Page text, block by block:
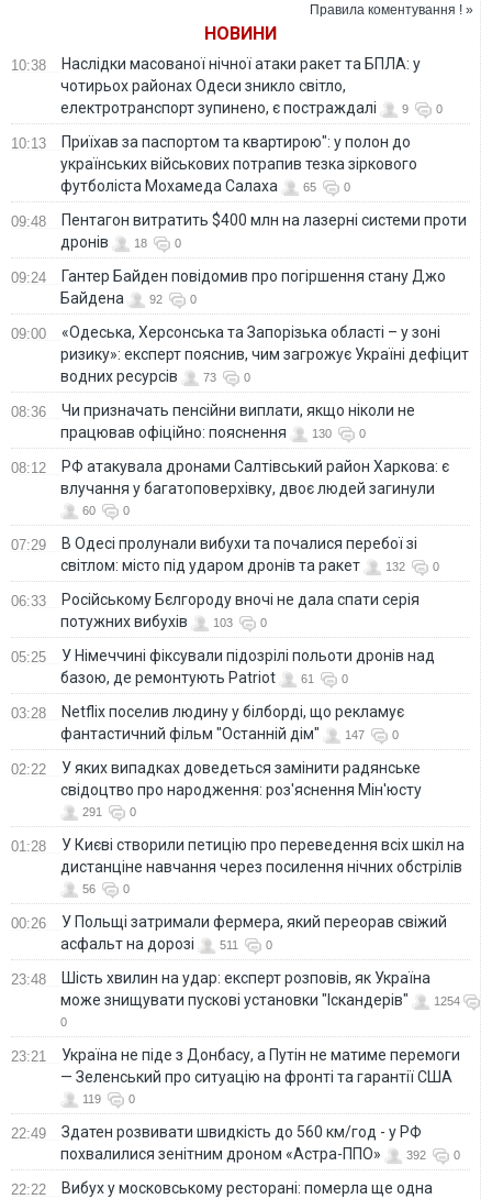
недели изменился
англосаксы. Как
Правила коментування ! »
НОВИНИ
10:38
Наслідки масованої нічної атаки ракет та БПЛА: у
чотирьох районах Одеси зникло світло,
електротранспорт зупинено, є постраждалі
9 0
10:13
Приїхав за паспортом та квартирою": у полон до
українських військових потрапив тезка зіркового
футболіста Мохамеда Салаха
65 0
09:48
Пентагон витратить $400 млн на лазерні системи проти
дронів
18 0
09:24
Гантер Байден повідомив про погіршення стану Джо
Байдена
92 0
09:00
«Одеська, Херсонська та Запорізька області – у зоні
ризику»: експерт пояснив, чим загрожує Україні дефіцит
водних ресурсів
73 0
08:36
Чи призначать пенсійни виплати, якщо ніколи не
працював офіційно: пояснення
130 0
08:12
РФ атакувала дронами Салтівський район Харкова: є
влучання у багатоповерхівку, двоє людей загинули
60 0
07:29
В Одесі пролунали вибухи та почалися перебої зі
світлом: місто під ударом дронів та ракет
132 0
06:33
Російському Бєлгороду вночі не дала спати серія
потужних вибухів
103 0
05:25
У Німеччині фіксували підозрілі польоти дронів над
базою, де ремонтують Patriot
61 0
03:28
Netflix поселив людину у білборді, що рекламує
фантастичний фільм "Останній дім"
147 0
02:22
У яких випадках доведеться замінити радянське
свідоцтво про народження: роз'яснення Мін'юсту
291 0
01:28
У Києві створили петицію про переведення всіх шкіл на
дистанціне навчання через посилення нічних обстрілів
56 0
00:26
У Польщі затримали фермера, який переорав свіжий
асфальт на дорозі
511 0
23:48
Шість хвилин на удар: експерт розповів, як Україна
може знищувати пускові установки "Іскандерів"
1254
0
23:21
Україна не піде з Донбасу, а Путін не матиме перемоги
— Зеленський про ситуацію на фронті та гарантії США
119 0
22:49
Здатен розвивати швидкість до 560 км/год - у РФ
похвалилися зенітним дроном «Астра-ППО»
392 0
22:22
Вибух у московському ресторані: померла ще одна